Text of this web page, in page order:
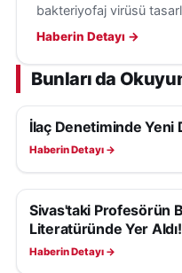
bakteriyofaj virüsü
bakterilerini hedef aldığı
Haberin Detayı →
Bunları da
SAĞLIK
İlaç Denetiminde Yeni
Haberin Detayı →
SAĞLIK
Sivas'taki Profesörün
Literatüründe Yer Aldı!
Haberin Detayı →